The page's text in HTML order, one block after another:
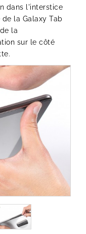
dans l'interstice
la Galaxy Tab
la
sur le côté